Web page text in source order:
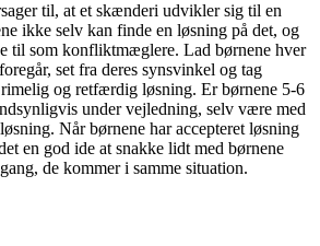
til, at et skænderi udvikler sig til en
ikke selv kan finde en løsning på det, og
til som konfliktmæglere. Lad børnene hver
set fra deres synsvinkel og tag
og retfærdig løsning. Er børnene 5-6
under vejledning, selv være med
Når børnene har accepteret løsning
en god ide at snakke lidt med børnene
de kommer i samme situation.